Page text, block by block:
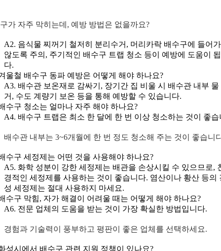
가 자주 막히는데, 예방 방법은 없을까요?
A2. 음식물 찌꺼기 철저히 분리수거, 머리카락 배수구에 들어
않도록 주의, 주기적인 배수구 트랩 청소 등이 예방에 도움이
다.
울철 배수구 동파 예방은 어떻게 해야 하나요?
A3. 배수관 보온재로 감싸기, 장기간 집 비울 시 배수관 내부 물
거, 수도 계량기 보온 등을 통해 예방할 수 있습니다.
수구 청소는 얼마나 자주 해야 하나요?
A4. 배수구 트랩은 최소 한 달에 한 번 이상 청소하는 것이 좋습
배수관 내부는 3~6개월에 한 번 정도 청소해 주는 것이 좋습니
수구 세정제는 어떤 것을 사용해야 하나요?
A5. 화학 성분이 강한 세정제는 배관을 손상시킬 수 있으므로,
경적인 세정제를 사용하는 것이 좋습니다. 염산이나 황산 등의
성 세정제는 절대 사용하지 마세요.
수구 막힘, 자가 해결이 어려울 때는 어떻게 해야 하나요?
A6. 전문 업체의 도움을 받는 것이 가장 확실한 방법입니다.
경험과 기술력이 풍부하고 평판이 좋은 업체를 선택하세요.
성시에서 배수구 관련 지원 정책이 있나요?